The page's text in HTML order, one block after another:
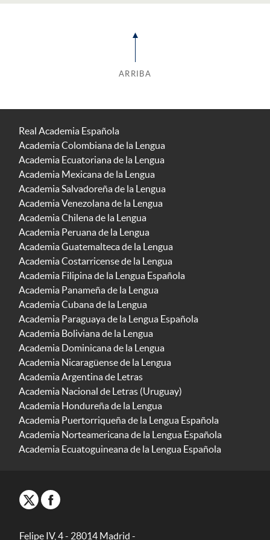
ARRIBA
Real Academia Española
Academia Colombiana de la Lengua
Academia Ecuatoriana de la Lengua
Academia Mexicana de la Lengua
Academia Salvadoreña de la Lengua
Academia Venezolana de la Lengua
Academia Chilena de la Lengua
Academia Peruana de la Lengua
Academia Guatemalteca de la Lengua
Academia Costarricense de la Lengua
Academia Filipina de la Lengua Española
Academia Panameña de la Lengua
Academia Cubana de la Lengua
Academia Paraguaya de la Lengua Española
Academia Boliviana de la Lengua
Academia Dominicana de la Lengua
Academia Nicaragüense de la Lengua
Academia Argentina de Letras
Academia Nacional de Letras (Uruguay)
Academia Hondureña de la Lengua
Academia Puertorriqueña de la Lengua Española
Academia Norteamericana de la Lengua Española
Academia Ecuatoguineana de la Lengua Española
Felipe IV, 4 - 28014 Madrid -